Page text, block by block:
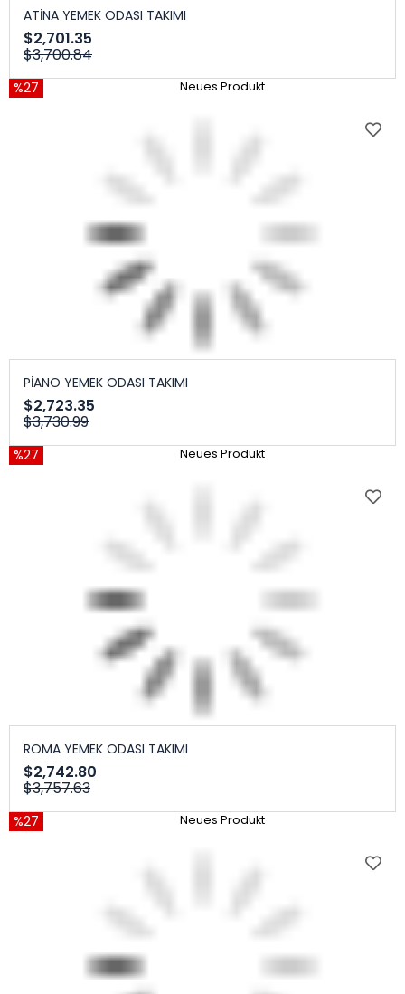
ATİNA YEMEK ODASI TAKIMI
$2,701.35
$3,700.84
%27 Neues Produkt
PİANO YEMEK ODASI TAKIMI
$2,723.35
$3,730.99
%27 Neues Produkt
ROMA YEMEK ODASI TAKIMI
$2,742.80
$3,757.63
%27 Neues Produkt